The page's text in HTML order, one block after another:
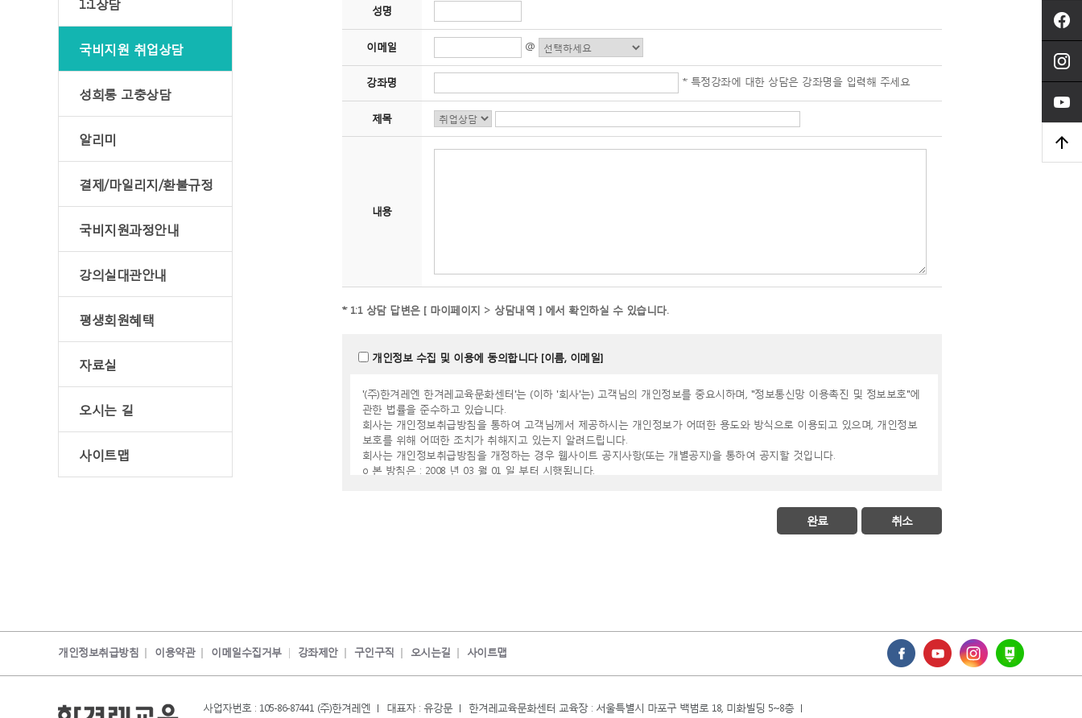
1:1상담
국비지원 취업상담
성희롱 고충상담
알리미
결제/마일리지/환불규정
국비지원과정안내
강의실대관안내
평생회원혜택
자료실
오시는 길
사이트맵
성명
이메일 @
강좌명 * 특정강좌에 대한 상담은 강좌명을 입력해 주세요
제목
내용
* 1:1 상담 답변은 [ 마이페이지 > 상담내역 ] 에서 확인하실 수 있습니다.
개인정보 수집 및 이용에 동의합니다 [이름, 이메일]
'(주)한겨레엔 한겨레교육문화센터'는 (이하 '회사'는) 고객님의 개인정보를 중요시하며, "정보통신망 이용촉진 및 정보보호"에
관한 법률을 준수하고 있습니다.
회사는 개인정보취급방침을 통하여 고객님께서 제공하시는 개인정보가 어떠한 용도와 방식으로 이용되고 있으며, 개인정보
보호를 위해 어떠한 조치가 취해지고 있는지 알려드립니다.
회사는 개인정보취급방침을 개정하는 경우 웹사이트 공지사항(또는 개별공지)을 통하여 공지할 것입니다.
ο 본 방침은 : 2008 년 03 월 01 일 부터 시행됩니다.
ο 수집항목 : 이름 , 생년월일 , 로그인ID , 비밀번호 , 자택 전화번호 , 자택 주소 , 휴대전화번호 , 이메일 , 직업 , 회사명 , 부서
ο 마케팅 및 광고에 활용
■ 개인정보의 보유 및 이용기간
완료 취소
개인정보취급방침 이용약관 이메일수집거부 강좌제안 구인구직 오시는길 사이트맵
사업자번호 : 105-86-87441 (주)한겨레엔 대표자 : 유강문 한겨레교육문화센터 교육장 : 서울특별시 마포구 백범로 18, 미화빌딩 5~8층